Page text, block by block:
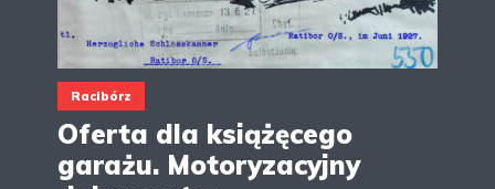
Racibórz
Oferta dla książęcego
garażu. Motoryzacyjny